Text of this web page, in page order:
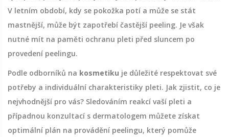
V letním období, kdy se pokožka potí a může se stát
mastnější, může být zapotřebí častější peeling. Je však
nutné mít na paměti ochranu pleti před sluncem po
provedení peelingu.
Podle odborníků na kosmetiku je důležité respektovat své
potřeby a individuální charakteristiky pleti. Jak zjistit, co je
nejvhodnější pro vás? Sledováním reakcí vaší pleti a
případnou konzultací s dermatologem můžete získat
optimální plán na provádění peelingu, který pomůže